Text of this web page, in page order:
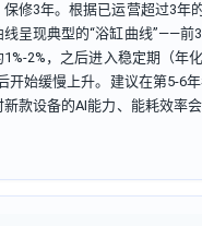
修3年。根据已运营超过3年
呈现典型的“浴缸曲线”——前
2%，之后进入稳定期（年
开始缓慢上升。建议在第5-6
款设备的AI能力、能耗效率